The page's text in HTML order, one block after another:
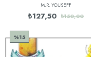
M.R. YOUSEFF
₺127,50 ₺150,00
%15